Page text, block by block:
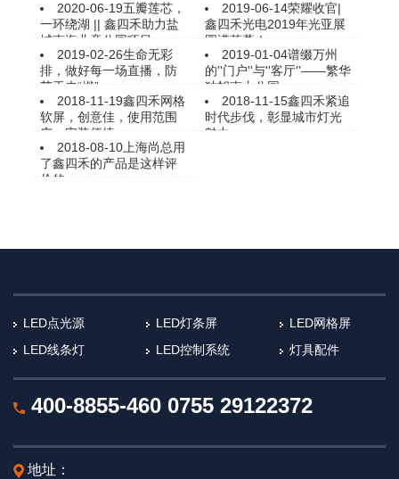
2020-06-19五瓣莲芯，
一环绕湖 || 鑫四禾助力盐
城南海儿童公园项目
2019-06-14荣耀收官|
鑫四禾光电2019年光亚展
圆满落幕！
2019-02-26生命无彩
排，做好每一场直播，防
范于未“燃”
2019-01-04谱缀万州
的''门户''与''客厅''——繁华
独帜南山公园
2018-11-19鑫四禾网格
软屏，创意佳，使用范围
广，安装便捷。
2018-11-15鑫四禾紧追
时代步伐，彰显城市灯光
魅力
2018-08-10上海尚总用
了鑫四禾的产品是这样评
价的
LED点光源 LED灯条屏
LED网格屏
LED线条灯
LED控制系统 灯具配件
400-8855-460 0755 29122372
地址：